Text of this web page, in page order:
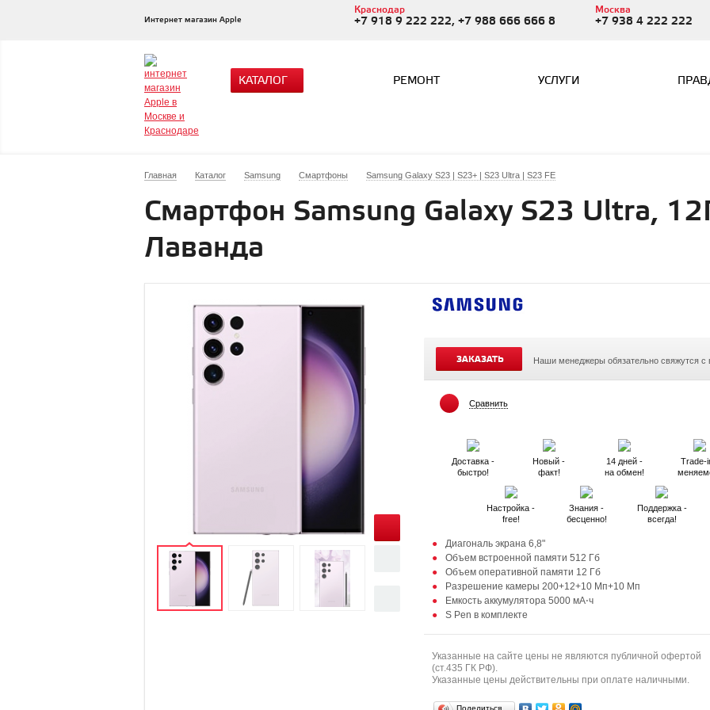
Интернет магазин Apple
Краснодар
+7 918 9 222 222, +7 988 666 666 8
Москва
+7 938 4 222 222
КАТАЛОГ РЕМОНТ УСЛУГИ
Главная Каталог Samsung Смартфоны Samsung Galaxy S23 | S23+ | S23 Ultra | S23 FE
Смартфон Samsung Galaxy S23 Ultra,
Лаванда
ЗАКАЗАТЬ Наши менеджеры обязательно свяжутся с
Сравнить
Доставка -
быстро!
Новый -
факт!
14 дней -
на обмен!
Trade-
Настройка -
free!
Знания -
бесценно!
Поддержка -
всегда!
Диагональ экрана 6,8"
Объем встроенной памяти 512 Гб
Объем оперативной памяти 12 Гб
Разрешение камеры 200+12+10 Мп+10 Мп
Емкость аккумулятора 5000 мА⋅ч
S Pen в комплекте
Указанные на сайте цены не являются публичной офертой
(ст.435 ГК РФ).
Указанные цены действительны при оплате наличными.
Поделиться…